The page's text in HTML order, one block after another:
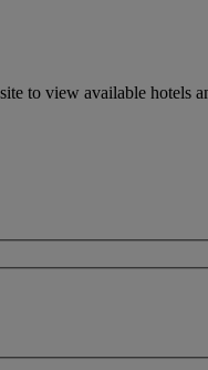
to view available hotels